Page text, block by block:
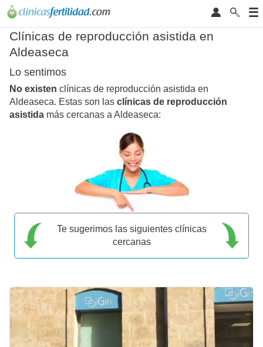
Clínicas de reproducción asistida en
Aldeaseca
Lo sentimos
No existen clínicas de reproducción asistida en
Aldeaseca. Estas son las clínicas de reproducción
asistida más cercanas a Aldeaseca:
Te sugerimos las siguientes clínicas
cercanas